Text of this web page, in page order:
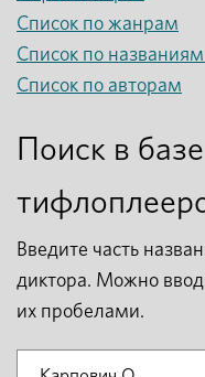
Список по жанрам
Список по
Список по авторам
Поиск в
Введите часть
диктора. Можно
их пробелами.